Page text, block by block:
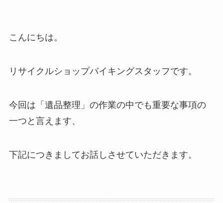
こんにちは。
リサイクルショップバイキングスタッフです。
今回は「遺品整理」の作業の中でも重要な事項の
一つと言えます、
下記につきましてお話しさせていただきます。